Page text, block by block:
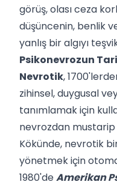
görüş, olası ceza
düşüncenin, benlik
yanlış bir algıyı
Psikonevrozun
Nevrotik,
zihinsel, duygusal
tanımlamak için
nevrozdan mustarip
Kökünde, nevrotik
yönetmek için
1980'deAmerikan